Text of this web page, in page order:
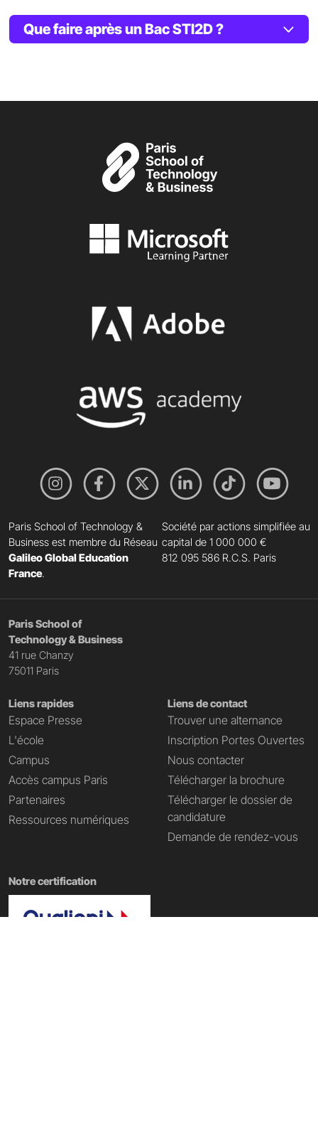
Que faire après un Bac STI2D ?
Paris School of Technology &
Business est membre du Réseau
Galileo Global Education
France.
Société par actions simplifiée au
capital de 1 000 000 €
812 095 586 R.C.S. Paris
Paris School of
Technology & Business
41 rue Chanzy
75011 Paris
Liens rapides
Espace Presse
L'école
Campus
Accès campus Paris
Partenaires
Ressources numériques
Liens de contact
Trouver une alternance
Inscription Portes Ouvertes
Nous contacter
Télécharger la brochure
Télécharger le dossier de
candidature
Demande de rendez-vous
Notre certification